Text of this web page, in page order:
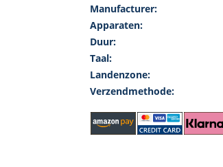
Manufacturer:
Apparaten:
Duur:
Taal:
Landenzone:
Verzendmethode: